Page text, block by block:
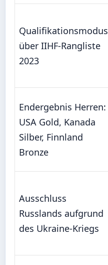
Qualifikationsmodus
über IIHF-Rangliste
2023
Endergebnis Herren:
USA Gold, Kanada
Silber, Finnland
Bronze
Ausschluss
Russlands aufgrund
des Ukraine-Kriegs